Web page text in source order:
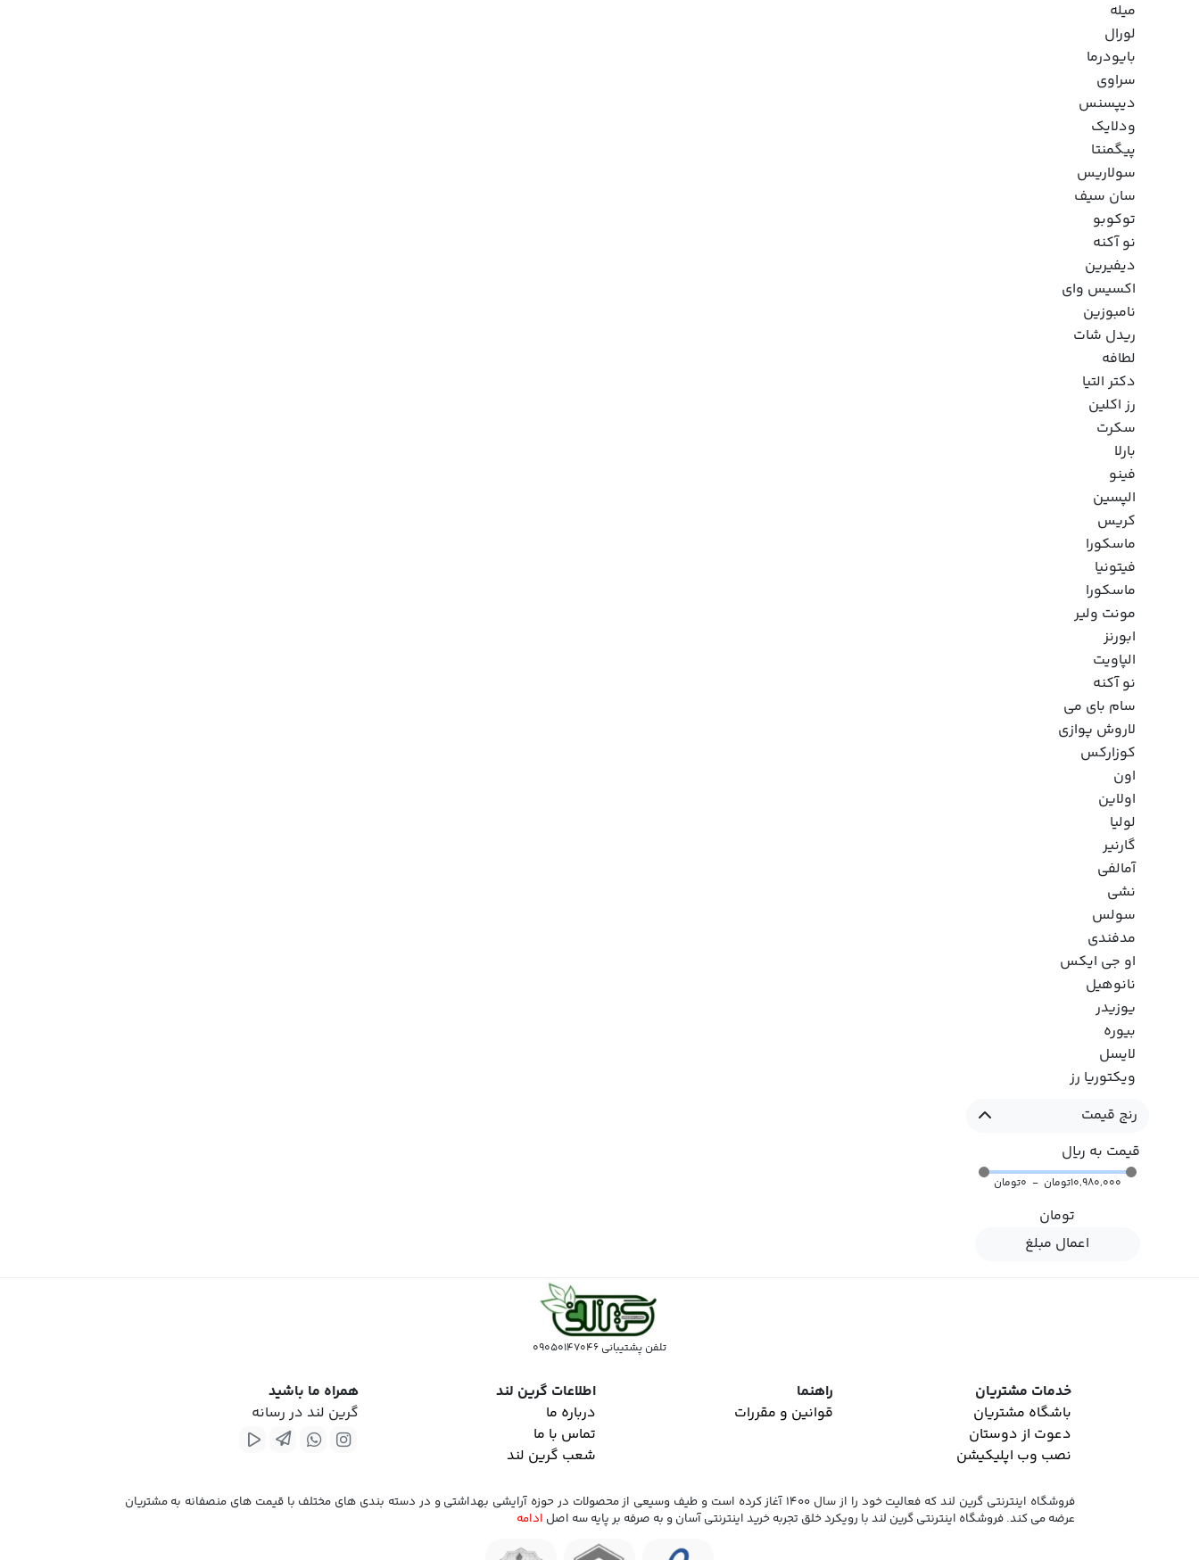
میله
لورال
بایودرما
سراوی
دیپسنس
ودلایک
پیگمنتا
سولاریس
سان سیف
توکوبو
نو آکنه
دیفیرین
اکسیس وای
نامبوزین
ریدل شات
لطافه
دکتر التیا
رز اکلین
سکرت
بارلا
فینو
الپسین
کریس
ماسکورا
فیتونیا
ماسکورا
مونت ولیر
ابورنز
الپاویت
نو آکنه
سام بای می
لاروش پوازی
کوزارکس
اون
اولاین
لولیا
گارنیر
آمالفی
نشی
سولس
مدفندی
او جی ایکس
نانوهیل
یوزیدر
بیوره
لایسل
ویکتوریا رز
رنج قیمت
قیمت به ریال
10,980,000تومان - 0تومان
تومان
اعمال مبلغ
تلفن پشتیبانی 09050147046
خدمات مشتریان
باشگاه مشتریان
دعوت از دوستان
نصب وب اپلیکیشن
راهنما
قوانین و مقررات
اطلاعات گرین لند
درباره ما
تماس با ما
شعب گرین لند
همراه ما باشید
گرین لند در رسانه
فروشگاه اینترنتی گرین لند که فعالیت خود را از سال 1400 آغاز کرده است و طیف وسیعی از محصولات در حوزه آرایشی بهداشتی و در دسته بندی های مختلف با قیمت های منصفانه به مشتریان
عرضه می کند. فروشگاه اینترنتی گرین لند با رویکرد خلق تجربه خرید اینترنتی آسان و به صرفه بر پایه سه اصل ادامه